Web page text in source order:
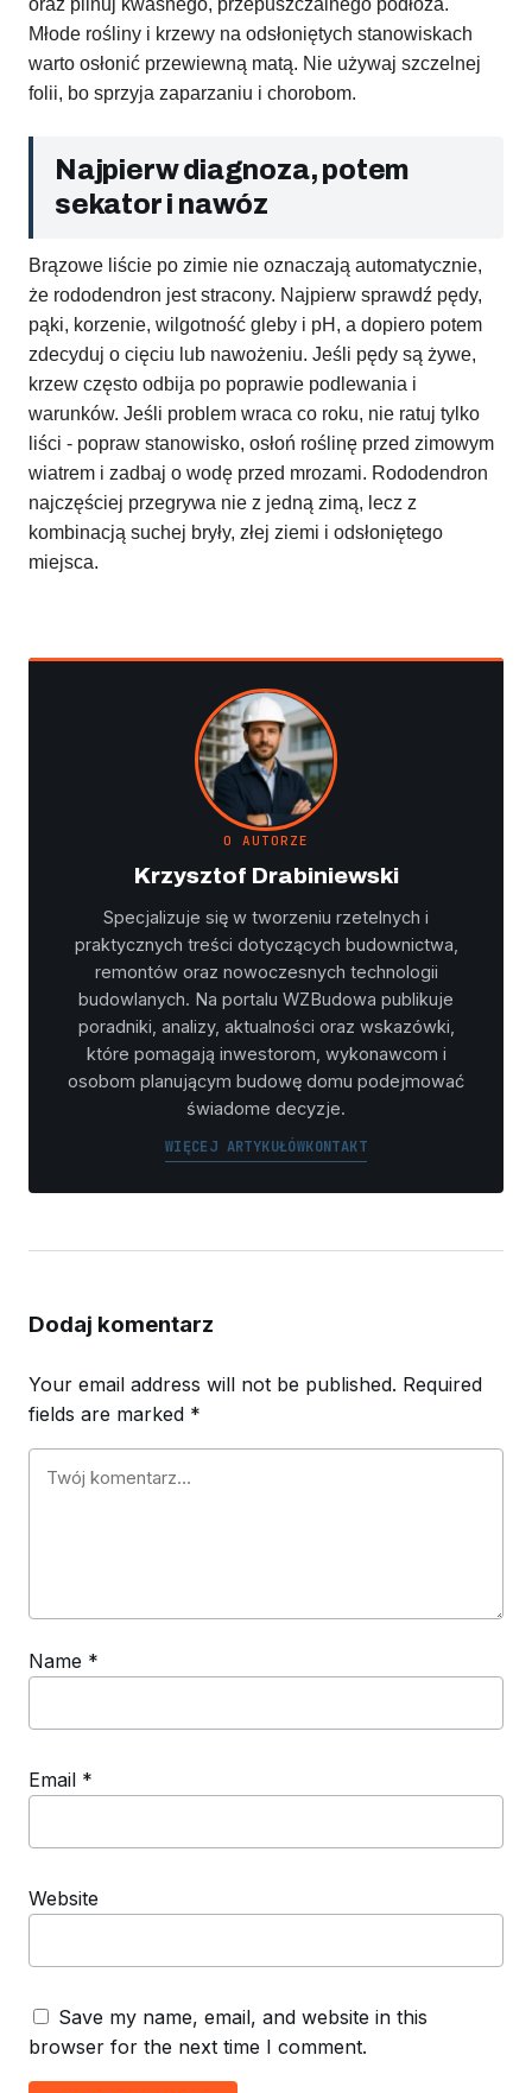
oraz pilnuj kwaśnego, przepuszczalnego podłoża.
Młode rośliny i krzewy na odsłoniętych stanowiskach
warto osłonić przewiewną matą. Nie używaj szczelnej
folii, bo sprzyja zaparzaniu i chorobom.
Najpierw diagnoza, potem
sekator i nawóz
Brązowe liście po zimie nie oznaczają automatycznie,
że rododendron jest stracony. Najpierw sprawdź pędy,
pąki, korzenie, wilgotność gleby i pH, a dopiero potem
zdecyduj o cięciu lub nawożeniu. Jeśli pędy są żywe,
krzew często odbija po poprawie podlewania i
warunków. Jeśli problem wraca co roku, nie ratuj tylko
liści - popraw stanowisko, osłoń roślinę przed zimowym
wiatrem i zadbaj o wodę przed mrozami. Rododendron
najczęściej przegrywa nie z jedną zimą, lecz z
kombinacją suchej bryły, złej ziemi i odsłoniętego
miejsca.
O AUTORZE
Krzysztof Drabiniewski
Specjalizuje się w tworzeniu rzetelnych i
praktycznych treści dotyczących budownictwa,
remontów oraz nowoczesnych technologii
budowlanych. Na portalu WZBudowa publikuje
poradniki, analizy, aktualności oraz wskazówki,
które pomagają inwestorom, wykonawcom i
osobom planującym budowę domu podejmować
świadome decyzje.
WIĘCEJ ARTYKUŁÓWKONTAKT
Dodaj komentarz
Your email address will not be published. Required
fields are marked *
Name *
Email *
Website
Save my name, email, and website in this
browser for the next time I comment.